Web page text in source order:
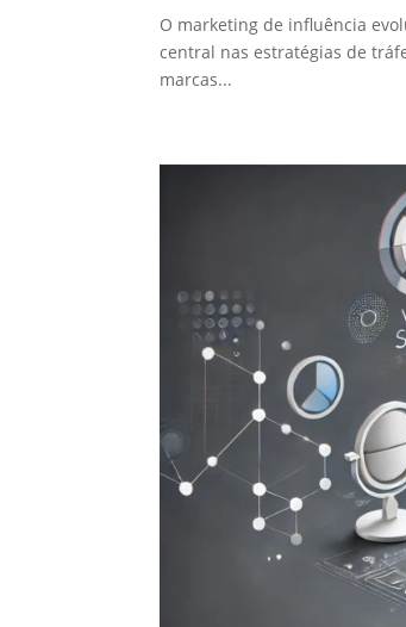
O marketing de influência
central nas estratégias de
marcas...